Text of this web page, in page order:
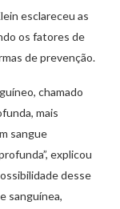
esclareceu as
os fatores de
de prevenção.
chamado
mais
sangue
explicou
desse
sanguínea,